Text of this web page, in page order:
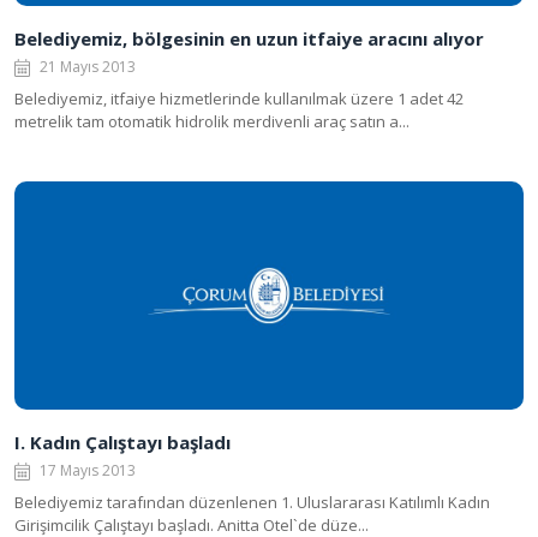
Belediyemiz, bölgesinin en uzun itfaiye aracını alıyor
21 Mayıs 2013
Belediyemiz, itfaiye hizmetlerinde kullanılmak üzere 1 adet 42
metrelik tam otomatik hidrolik merdivenli araç satın a...
I. Kadın Çalıştayı başladı
17 Mayıs 2013
Belediyemiz tarafından düzenlenen 1. Uluslararası Katılımlı Kadın
Girişimcilik Çalıştayı başladı. Anitta Otel`de düze...